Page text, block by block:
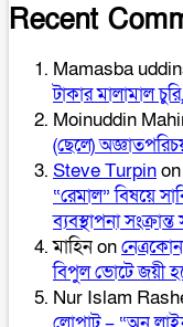
Recent
Mamasba
টাকার মালামাল
Moinuddin
(ছেলে)
Steve Turpinon
“রেমাল” বিষয়ে
ব্যবস্থাপনা
মাহিনon
বিপুল ভোটে জয়ী
Nur Islam